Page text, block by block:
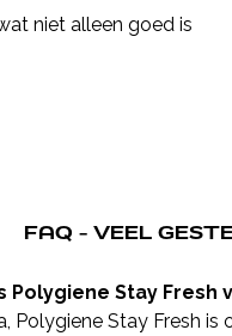
niet alleen goed is
FAQ - VEEL
Polygiene Stay Fresh
Polygiene Stay Fresh